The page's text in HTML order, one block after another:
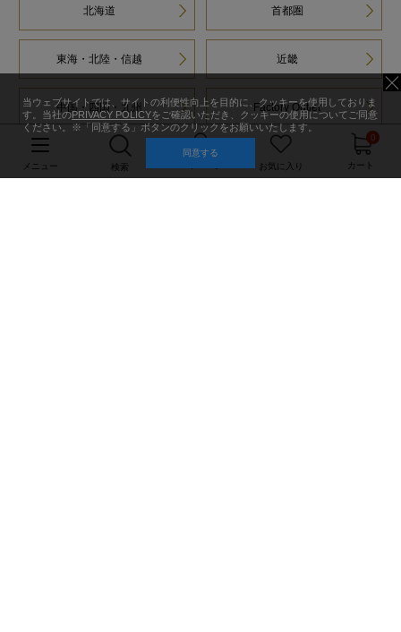
北海道 首都圏
東海・北陸・信越 近畿
中国・四国・九州 Factory Outlet
メニュー 検索 お気に入り
0
カート
当ウェブサイトでは、サイトの利便性向上を目的に、クッキーを使用しておりま
す。当社のPRIVACY POLICYをご確認いただき、クッキーの使用についてご同意
ください。※「同意する」ボタンのクリックをお願いいたします。
同意する